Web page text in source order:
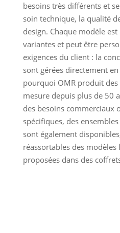
besoins très différents et
soin technique, la qualité
design. Chaque modèle
variantes et peut être
exigences du client : la
sont gérées directement
pourquoi OMR produit
mesure depuis plus de 50
des besoins commerciaux
spécifiques, des
sont également
réassortables des
proposées dans des